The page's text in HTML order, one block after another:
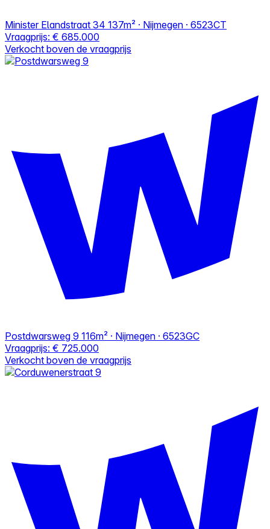
Minister Elandstraat 34 137m² · Nijmegen · 6523CT
Vraagprijs: € 685.000
Verkocht boven de vraagprijs
Postdwarsweg 9 116m² · Nijmegen · 6523GC
Vraagprijs: € 725.000
Verkocht boven de vraagprijs